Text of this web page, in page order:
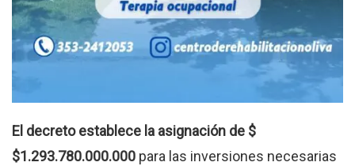
El decreto establece la asignación de $
$1.293.780.000.000 para las inversiones necesarias